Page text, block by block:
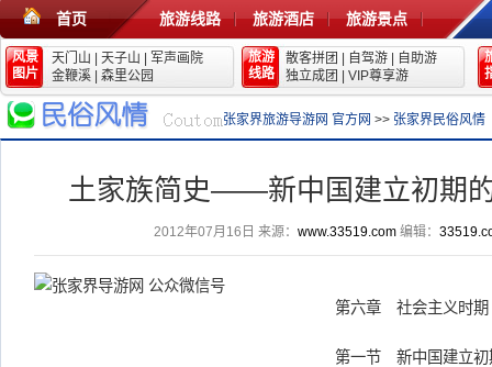
首页 旅游线路 旅游酒店 旅游景点
风景
图片
天门山 天子山
军声画院
金鞭溪
森里公园
旅游
线路
散客拼团 自驾游
自助游
独立成团
VIP尊享游
张家界旅游导游网 官方网 >> 张家界民俗风情
土家族简史——新中国建立初期
2012年07月16日 来源： www.33519.com编辑：
第六章 社会主义时期
第一节 新中国建立初